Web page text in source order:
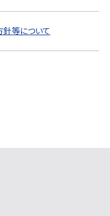
等について